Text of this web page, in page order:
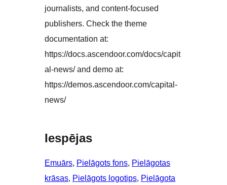
journalists, and content-focused
publishers. Check the theme
documentation at:
https://docs.ascendoor.com/docs/capit
al-news/ and demo at:
https://demos.ascendoor.com/capital-
news/
Iespējas
Emuārs, Pielāgots fons, Pielāgotas
krāsas, Pielāgots logotips, Pielāgota